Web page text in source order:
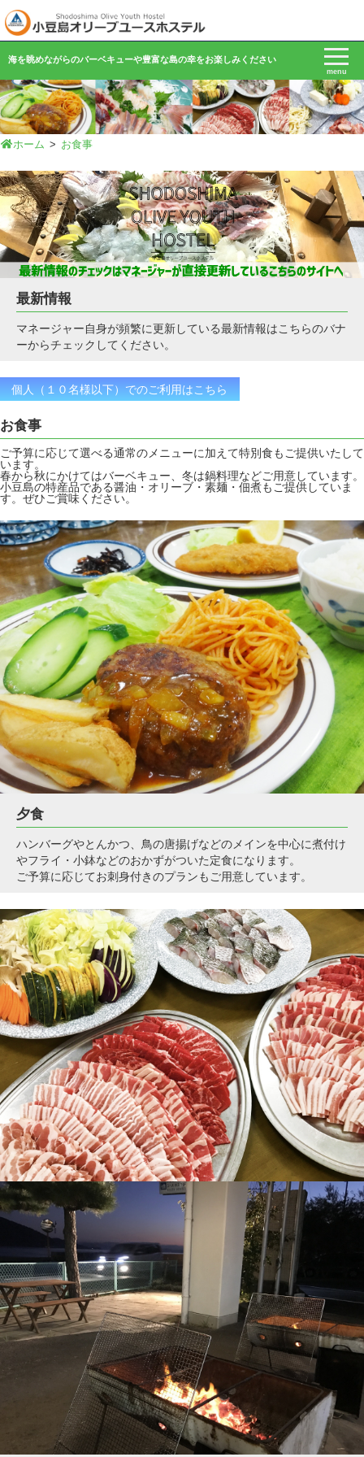
海を眺めながらのバーベキューや豊富な島の幸をお楽しみください
menu
採用情報
ホーム > お食事
最新情報
マネージャー自身が頻繁に更新している最新情報はこちらのバナ
ーからチェックしてください。
個人（１０名様以下）でのご利用はこちら
お食事
ご予算に応じて選べる通常のメニューに加えて特別食もご提供いたして
います。
春から秋にかけてはバーベキュー、冬は鍋料理などご用意しています。
小豆島の特産品である醤油・オリーブ・素麺・佃煮もご提供していま
す。ぜひご賞味ください。
夕食
ハンバーグやとんかつ、鳥の唐揚げなどのメインを中心に煮付け
やフライ・小鉢などのおかずがついた定食になります。
ご予算に応じてお刺身付きのプランもご用意しています。